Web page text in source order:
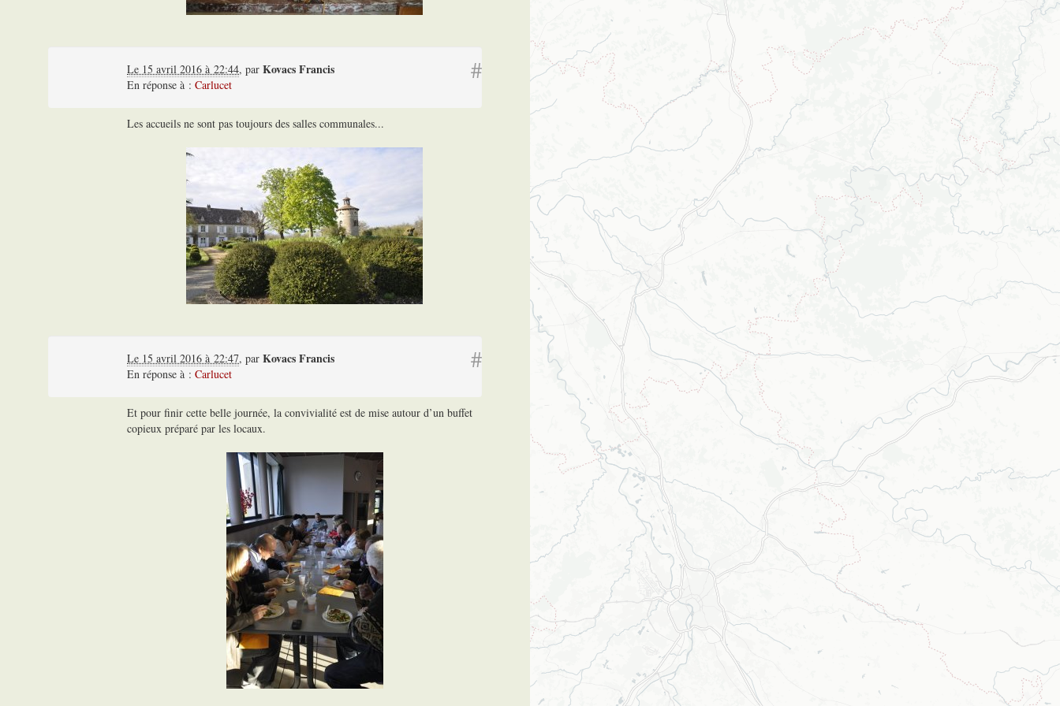
#
Le 15 avril 2016 à 22:44, par Kovacs Francis
En réponse à : Carlucet
Les accueils ne sont pas toujours des salles communales...
#
Le 15 avril 2016 à 22:47, par Kovacs Francis
En réponse à : Carlucet
Et pour finir cette belle journée, la convivialité est de mise autour d’un buffet
copieux préparé par les locaux.